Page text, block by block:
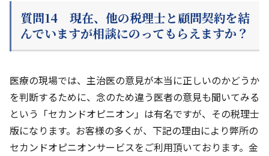
質問14 現在、他の税理士と顧問契約を結
んでいますが相談にのってもらえますか？
医療の現場では、主治医の意見が本当に正しいのかどうか
を判断するために、念のため違う医者の意見も聞いてみる
という「セカンドオピニオン」は有名ですが、その税理士
版になります。お客様の多くが、下記の理由により弊所の
セカンドオピニオンサービスをご利用頂いております。金